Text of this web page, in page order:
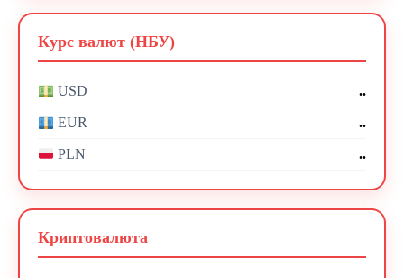
Курс валют (НБУ)
USD ..
EUR ..
PLN ..
Криптовалюта